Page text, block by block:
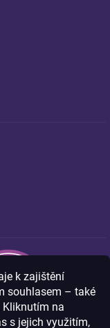
k zajištění
souhlasem – také
Kliknutím na
s jejich využitím,